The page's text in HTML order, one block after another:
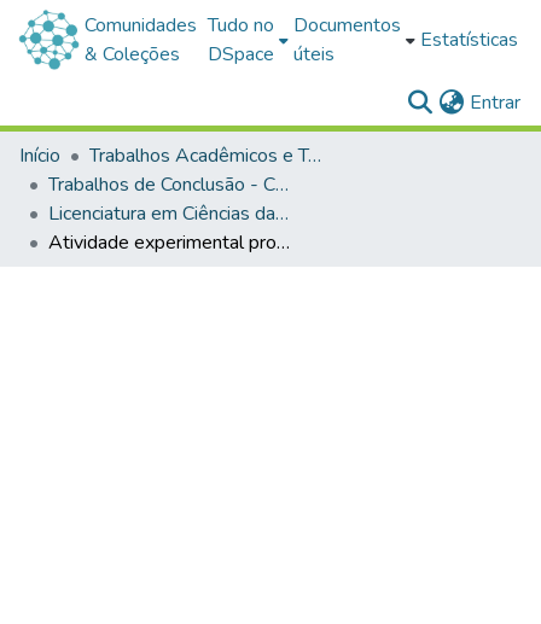
Comunidades
& Coleções
Tudo no
DSpace
Documentos
úteis
Estatísticas
Entrar
Início
Trabalhos Acadêmicos e Técnicos
Trabalhos de Conclusão - Cursos de Graduação
Licenciatura em Ciências da Natureza
Atividade experimental problematizada (AEP) e teoria da aprendizagem significativa: associações didáticas